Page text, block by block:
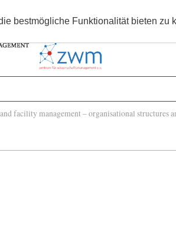
bestmögliche Funktionalität bieten zu
facility management – organisational structures